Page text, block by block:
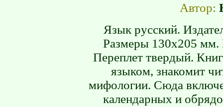
Автор:
Язык русский.
Размеры 130х205 мм.
Переплет твердый.
языком, знакомит
мифологии. Сюда
календарных и